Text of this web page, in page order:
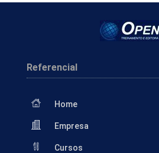
Referencial
Home
Empresa
Cursos